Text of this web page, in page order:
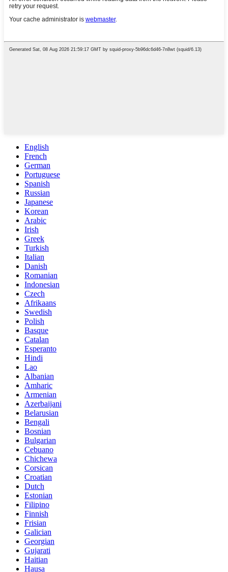
English
French
German
Portuguese
Spanish
Russian
Japanese
Korean
Arabic
Irish
Greek
Turkish
Italian
Danish
Romanian
Indonesian
Czech
Afrikaans
Swedish
Polish
Basque
Catalan
Esperanto
Hindi
Lao
Albanian
Amharic
Armenian
Azerbaijani
Belarusian
Bengali
Bosnian
Bulgarian
Cebuano
Chichewa
Corsican
Croatian
Dutch
Estonian
Filipino
Finnish
Frisian
Galician
Georgian
Gujarati
Haitian
Hausa